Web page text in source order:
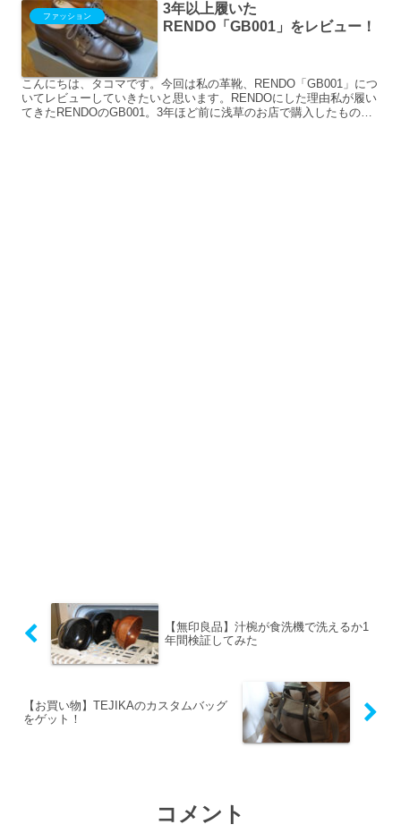
ファッション
3年以上履いた
RENDO「GB001」をレビュー！
こんにちは、タコマです。今回は私の革靴、RENDO「GB001」につ
いてレビューしていきたいと思います。RENDOにした理由私が履い
てきたRENDOのGB001。3年ほど前に浅草のお店で購入したもので
【無印良品】汁椀が食洗機で洗えるか1
年間検証してみた
【お買い物】TEJIKAのカスタムバッグ
をゲット！
コメント